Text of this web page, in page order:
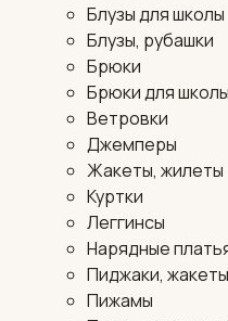
Блузы для школы
Блузы, рубашки
Брюки
Брюки для школы
Ветровки
Джемперы
Жакеты, жилеты
Куртки
Леггинсы
Нарядные
Пиджаки,
Пижамы